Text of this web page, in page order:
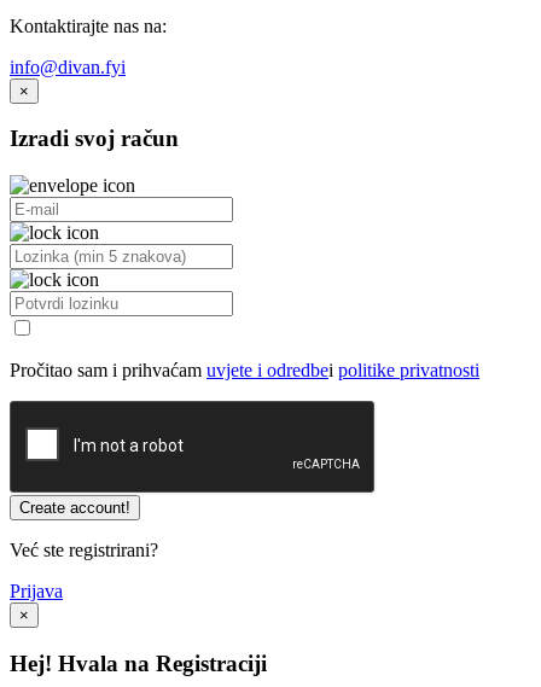
Kontaktirajte nas na:
info@divan.fyi
×
Izradi svoj račun
Pročitao sam i prihvaćam uvjete i odredbei politike privatnosti
Već ste registrirani?
Prijava
×
Hej! Hvala na Registraciji